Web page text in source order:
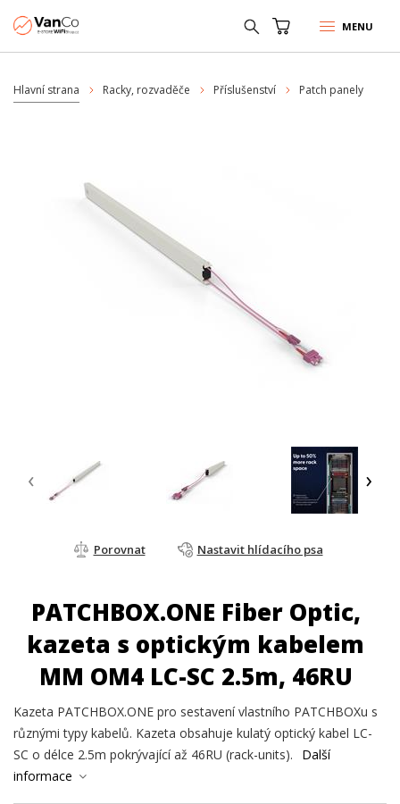
MENU
Hlavní strana Racky, rozvaděče Příslušenství Patch panely
‹ ›
Porovnat Nastavit hlídacího psa
PATCHBOX.ONE Fiber Optic,
kazeta s optickým kabelem
MM OM4 LC-SC 2.5m, 46RU
Kazeta PATCHBOX.ONE pro sestavení vlastního PATCHBOXu s
různými typy kabelů. Kazeta obsahuje kulatý optický kabel LC-
SC o délce 2.5m pokrývající až 46RU (rack-units).
Další
informace